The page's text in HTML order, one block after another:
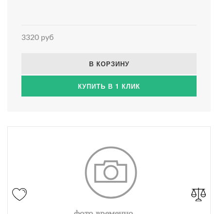
3320 руб
В КОРЗИНУ
КУПИТЬ В 1 КЛИК